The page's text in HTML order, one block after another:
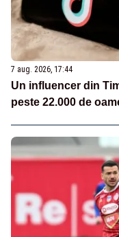
7 aug. 2026, 17:44
Un influencer din
peste 22.000 de